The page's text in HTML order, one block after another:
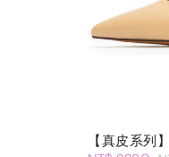
【真皮系列